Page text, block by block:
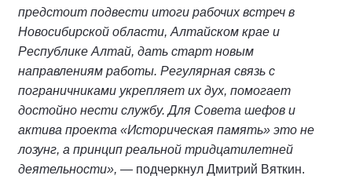
предстоит подвести итоги рабочих встреч в
Новосибирской области, Алтайском крае и
Республике Алтай, дать старт новым
направлениям работы. Регулярная связь с
пограничниками укрепляет их дух, помогает
достойно нести службу. Для Совета шефов и
актива проекта «Историческая память» это не
лозунг, а принцип реальной тридцатилетней
деятельности», — подчеркнул Дмитрий Вяткин.